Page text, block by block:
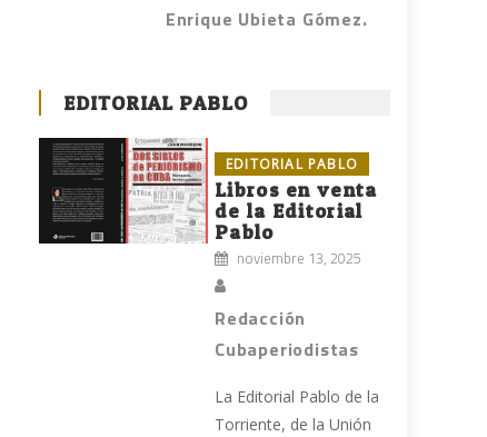
Enrique Ubieta Gómez.
EDITORIAL PABLO
EDITORIAL PABLO
Libros en venta
de la Editorial
Pablo
noviembre 13, 2025
Redacción
Cubaperiodistas
La Editorial Pablo de la
Torriente, de la Unión